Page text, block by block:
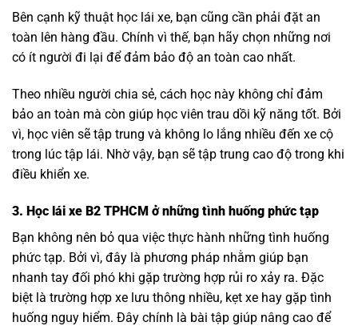
Bên cạnh kỹ thuật học lái xe, bạn cũng cần phải đặt an
toàn lên hàng đầu. Chính vì thế, bạn hãy chọn những nơi
có ít người đi lại để đảm bảo độ an toàn cao nhất.
Theo nhiều người chia sẻ, cách học này không chỉ đảm
bảo an toàn mà còn giúp học viên trau dồi kỹ năng tốt. Bởi
vì, học viên sẽ tập trung và không lo lắng nhiều đến xe cộ
trong lúc tập lái. Nhờ vậy, bạn sẽ tập trung cao độ trong khi
điều khiển xe.
3. Học lái xe B2 TPHCM ở những tình huống phức tạp
Bạn không nên bỏ qua việc thực hành những tình huống
phức tạp. Bởi vì, đây là phương pháp nhằm giúp bạn
nhanh tay đối phó khi gặp trường hợp rủi ro xảy ra. Đặc
biệt là trường hợp xe lưu thông nhiều, kẹt xe hay gặp tình
huống nguy hiểm. Đây chính là bài tập giúp nâng cao để